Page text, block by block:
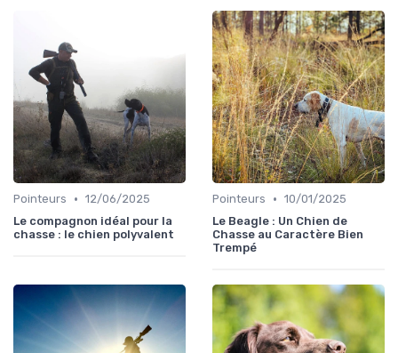
Pointeurs • 12/06/2025
Le compagnon idéal pour la
chasse : le chien polyvalent
Pointeurs • 10/01/2025
Le Beagle : Un Chien de
Chasse au Caractère Bien
Trempé